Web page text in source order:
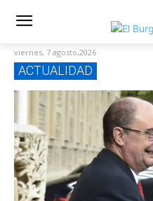
viernes, 7 agosto,2026
ACTUALIDAD